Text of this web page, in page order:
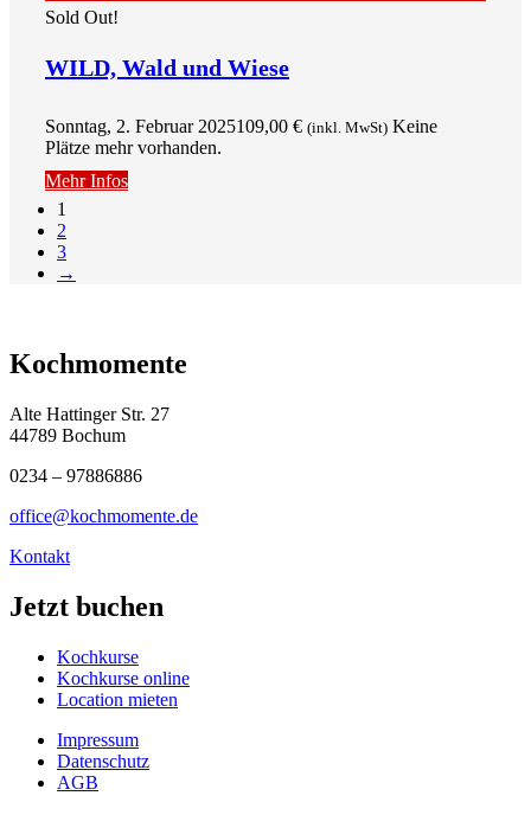
Sold Out!
WILD, Wald und Wiese
Sonntag, 2. Februar 2025109,00 € (inkl. MwSt) Keine
Plätze mehr vorhanden.
Mehr Infos
1
2
3
→
Kochmomente
Alte Hattinger Str. 27
44789 Bochum
0234 – 97886886
office@kochmomente.de
Kontakt
Jetzt buchen
Kochkurse
Kochkurse online
Location mieten
Impressum
Datenschutz
AGB